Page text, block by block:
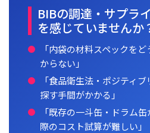
BIBの調達・サプラ
を感じていませんか
「内袋の材料スペックを
からない」
「食品衛生法・ポジティ
探す手間がかかる」
「既存の一斗缶・ドラム
際のコスト試算が難しい」